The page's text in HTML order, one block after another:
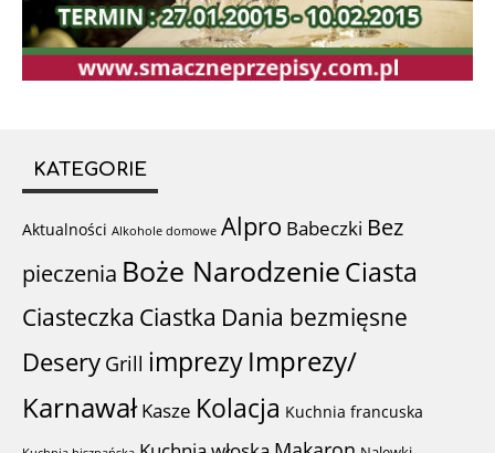
KATEGORIE
Aktualności Alkohole domowe Alpro Babeczki Bez
pieczenia Boże NarodzenieCiasta
Ciasteczka Ciastka Dania bezmięsne
Desery Grill imprezyImprezy/
Karnawał Kasze Kolacja Kuchnia francuska